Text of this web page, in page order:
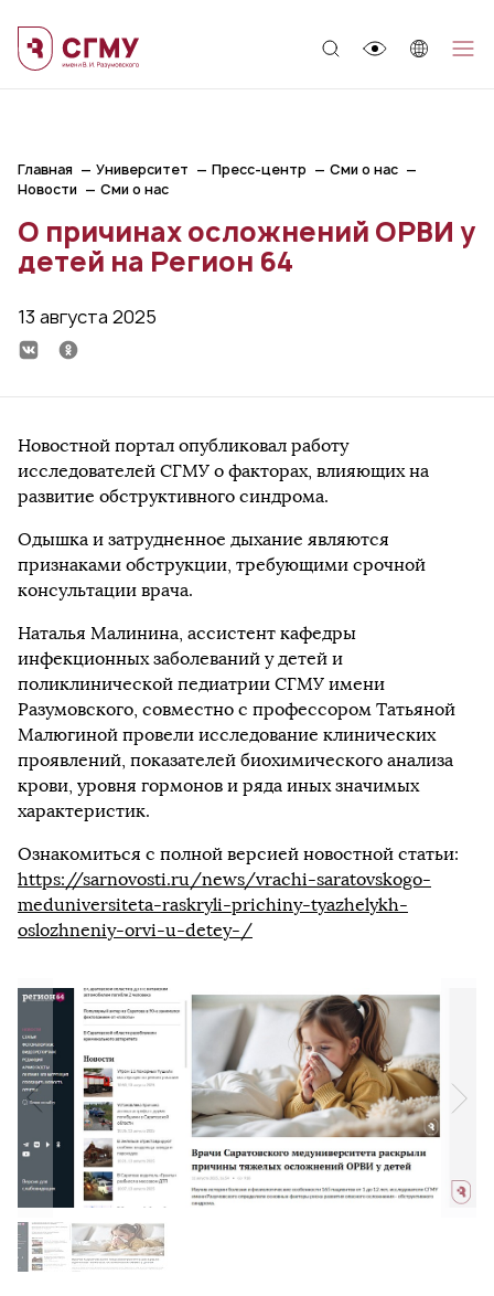
Главная Университет Пресс-центр
Сми о нас
Новости
Сми о нас
О причинах осложнений ОРВИ у
детей на Регион 64
13 августа 2025
Новостной портал опубликовал работу
исследователей СГМУ о факторах, влияющих на
развитие обструктивного синдрома.
Одышка и затрудненное дыхание являются
признаками обструкции, требующими срочной
консультации врача.
Наталья Малинина, ассистент кафедры
инфекционных заболеваний у детей и
поликлинической педиатрии СГМУ имени
Разумовского, совместно с профессором Татьяной
Малюгиной провели исследование клинических
проявлений, показателей биохимического анализа
крови, уровня гормонов и ряда иных значимых
характеристик.
Ознакомиться с полной версией новостной статьи:
https://sarnovosti.ru/news/vrachi-saratovskogo-
meduniversiteta-raskryli-prichiny-tyazhelykh-
oslozhneniy-orvi-u-detey-/